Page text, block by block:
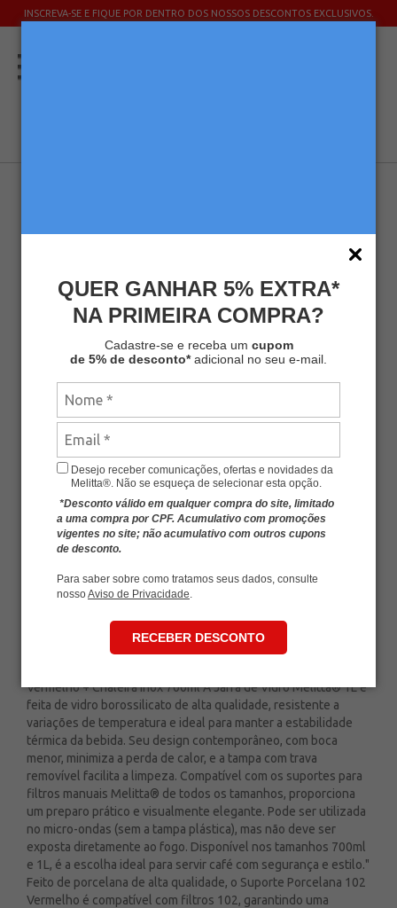
QUER GANHAR 5% EXTRA*
NA PRIMEIRA COMPRA?
Cadastre-se e receba um cupom
de 5% de desconto*adicional no seu e-mail.
Desejo receber comunicações, ofertas e novidades da
Melitta®. Não se esqueça de selecionar esta opção.
*Desconto válido em qualquer compra do site, limitado
a uma compra por CPF. Acumulativo com promoções
vigentes no site; não acumulativo com outros cupons
de desconto.
Para saber sobre como tratamos seus dados, consulte
nossoAviso de Privacidade.
RECEBER DESCONTO
INSCREVA-SE E FIQUE POR DENTRO DOS NOSSOS DESCONTOS EXCLUSIVOS.
KIT MELITTA® JARRA DE VIDRO 1L +
SUPORTE PORCELANA 102 VERMELHO
+ CHALEIRA INOX 700ML
MLT-KIT119
Avalie esse produto
De:R$ 684,70
R$ 547,76
6xdeR$ 91,29
Economia deR$ 136,94
- +
ADICIONAR AO CARRINHO
Vermelho + Chaleira Inox 700ml A Jarra de Vidro Melitta® 1L é
feita de vidro borossilicato de alta qualidade, resistente a
variações de temperatura e ideal para manter a estabilidade
térmica da bebida. Seu design contemporâneo, com boca
menor, minimiza a perda de calor, e a tampa com trava
removível facilita a limpeza. Compatível com os suportes para
filtros manuais Melitta® de todos os tamanhos, proporciona
um preparo prático e visualmente elegante. Pode ser utilizada
no micro-ondas (sem a tampa plástica), mas não deve ser
exposta diretamente ao fogo. Disponível nos tamanhos 700ml
e 1L, é a escolha ideal para servir café com segurança e estilo."
Feito de porcelana de alta qualidade, o Suporte Porcelana 102
Vermelho é compatível com filtros 102, garantindo uma